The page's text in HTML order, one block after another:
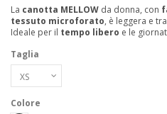
La canotta MELLOW da donna, con
tessuto microforato, è leggera e
Ideale per il tempo libero e le
Taglia
Colore